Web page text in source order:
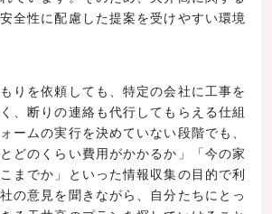
全性に配慮した提案を受けやすい環境
りを依頼しても、特定の会社に工事を
、断りの連絡も代行してもらえる仕組
ームの実行を決めていない段階でも、
どのくらい費用がかかるか」「今の家
までか」といった情報収集の目的で利
の意見を聞きながら、自分たちにとっ